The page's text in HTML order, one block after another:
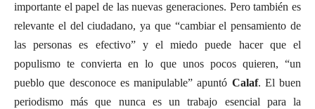
importante el papel de las nuevas generaciones. Pero también es
relevante el del ciudadano, ya que “cambiar el pensamiento de
las personas es efectivo” y el miedo puede hacer que el
populismo te convierta en lo que unos pocos quieren, “un
pueblo que desconoce es manipulable” apuntó Calaf. El buen
periodismo más que nunca es un trabajo esencial para la